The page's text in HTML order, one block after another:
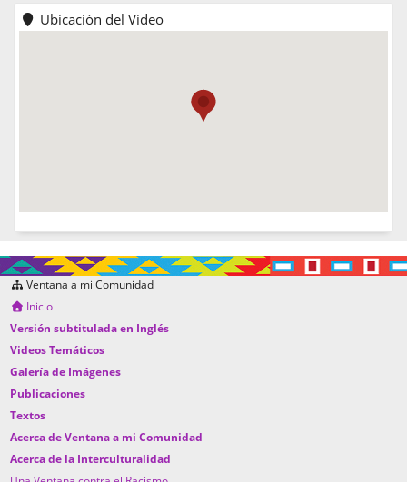
Ubicación del Video
Ventana a mi Comunidad
Inicio
Versión subtitulada en Inglés
Videos Temáticos
Galería de Imágenes
Publicaciones
Textos
Acerca de Ventana a mi Comunidad
Acerca de la Interculturalidad